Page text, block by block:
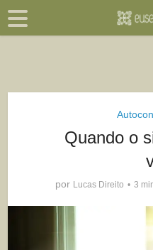
Quando o
por Lucas Direito 3